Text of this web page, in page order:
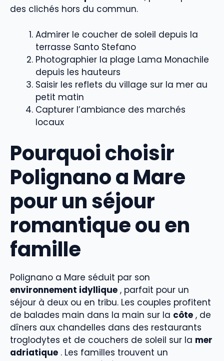
des clichés hors du commun.
Admirer le coucher de soleil depuis la
terrasse Santo Stefano
Photographier la plage Lama Monachile
depuis les hauteurs
Saisir les reflets du village sur la mer au
petit matin
Capturer l’ambiance des marchés
locaux
Pourquoi choisir
Polignano a Mare
pour un séjour
romantique ou en
famille
Polignano a Mare séduit par son
environnement idyllique , parfait pour un
séjour à deux ou en tribu. Les couples profitent
de balades main dans la main sur la côte , de
dîners aux chandelles dans des restaurants
troglodytes et de couchers de soleil sur la mer
adriatique . Les familles trouvent un